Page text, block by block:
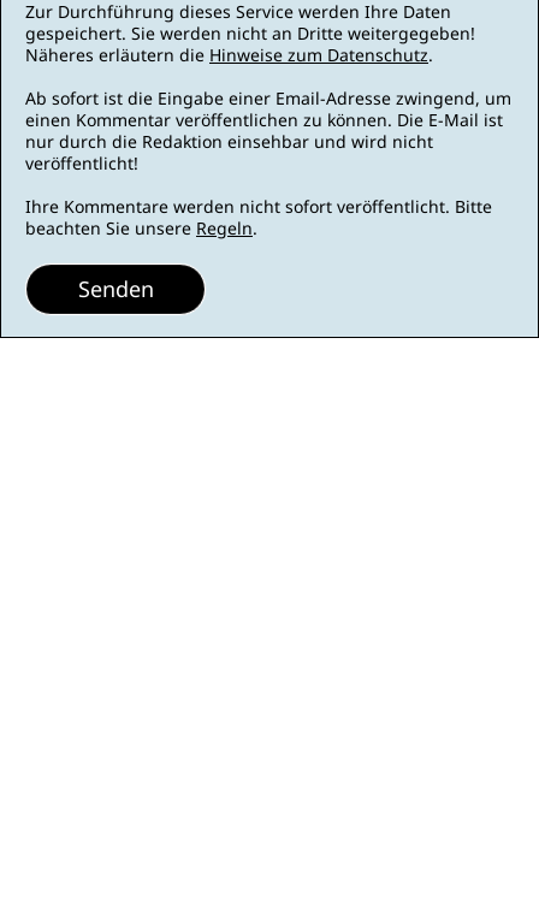
Zur Durchführung dieses Service werden Ihre Daten
gespeichert. Sie werden nicht an Dritte weitergegeben!
Näheres erläutern die Hinweise zum Datenschutz.
Ab sofort ist die Eingabe einer Email-Adresse zwingend, um
einen Kommentar veröffentlichen zu können. Die E-Mail ist
nur durch die Redaktion einsehbar und wird nicht
veröffentlicht!
Ihre Kommentare werden nicht sofort veröffentlicht. Bitte
beachten Sie unsere Regeln.
Senden